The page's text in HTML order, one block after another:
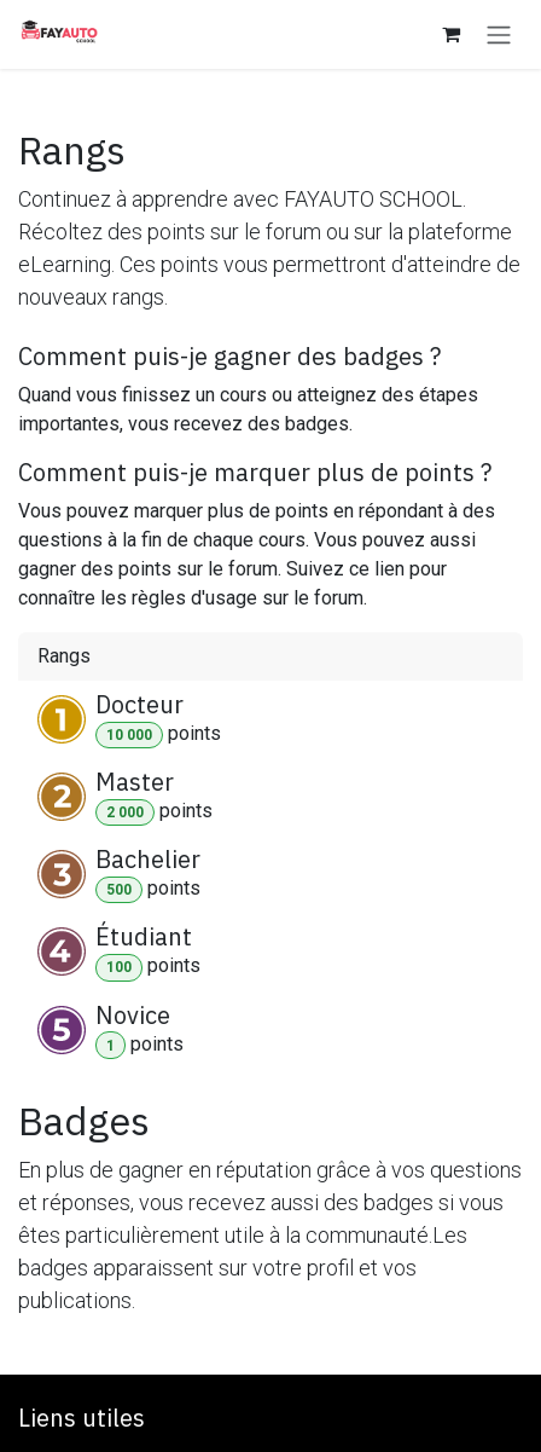
Rangs
Continuez à apprendre avec FAYAUTO SCHOOL.
Récoltez des points sur le forum ou sur la plateforme
eLearning. Ces points vous permettront d'atteindre de
nouveaux rangs.
Comment puis-je gagner des badges ?
Quand vous finissez un cours ou atteignez des étapes
importantes, vous recevez des badges.
Comment puis-je marquer plus de points ?
Vous pouvez marquer plus de points en répondant à des
questions à la fin de chaque cours. Vous pouvez aussi
gagner des points sur le forum. Suivez ce lien pour
connaître les règles d'usage sur le forum.
Rangs
Docteur
10 000 points
Master
2 000 points
Bachelier
500 points
Étudiant
100 points
Novice
1 points
Badges
En plus de gagner en réputation grâce à vos questions
et réponses, vous recevez aussi des badges si vous
êtes particulièrement utile à la communauté. Les
badges apparaissent sur votre profil et vos
publications.
Liens utiles